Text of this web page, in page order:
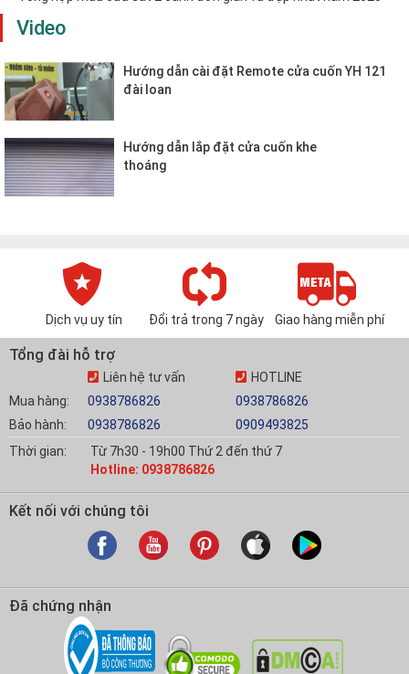
Video
Hướng dẫn cài đặt Remote cửa cuốn YH 121
đài loan
Hướng dẫn lắp đặt cửa cuốn khe
thoáng
Dịch vụ uy tín Đổi trả trong 7 ngày Giao hàng miễn phí
Tổng đài hỗ trợ
Mua hàng:
Bảo hành:
Liên hệ tư vấn
0938786826
0938786826
HOTLINE
0938786826
0909493825
Thời gian:
Từ 7h30 - 19h00 Thứ 2 đến thứ 7
Hotline: 0938786826
Kết nối với chúng tôi
Đã chứng nhận